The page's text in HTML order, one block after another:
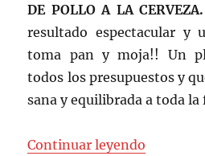
DE POLLO A LA CERVEZA.
resultado espectacular y
toma pan y moja!! Un
todos los presupuestos y
sana y equilibrada a toda la
Continuar leyendo